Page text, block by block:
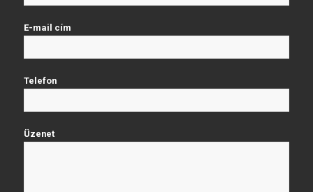
E-mail cím
Telefon
Üzenet